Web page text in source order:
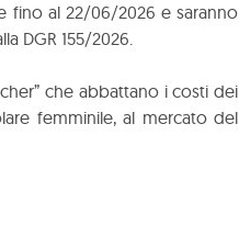
fino al 22/06/2026 e saranno
DGR 155/2026.
che abbattano i costi dei
femminile, al mercato del